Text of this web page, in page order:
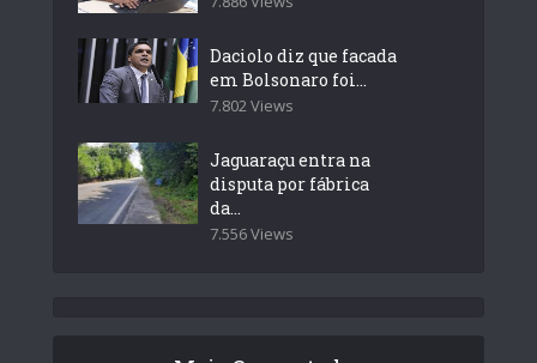
Daciolo diz que facada
em Bolsonaro foi...
7.802 Views
Jaguaraçu entra na
disputa por fábrica
da...
7.556 Views